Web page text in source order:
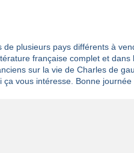
plusieurs pays différents à
française complet et
sur la vie de Charles de
vous intéresse. Bonne journée